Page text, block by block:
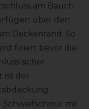
am Bauch
über den
Deckenrand. So
fixiert bevor die
sicher
ist der
Schweifschnur mit